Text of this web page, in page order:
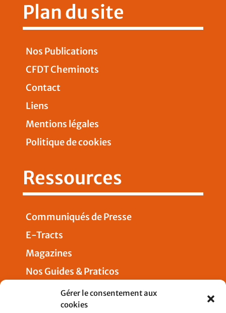
Gérer le consentement aux
cookies
Plan du site
Nos Publications
CFDT Cheminots
Contact
Liens
Mentions légales
Politique de cookies
Ressources
Communiqués de Presse
E-Tracts
Magazines
Nos Guides & Praticos